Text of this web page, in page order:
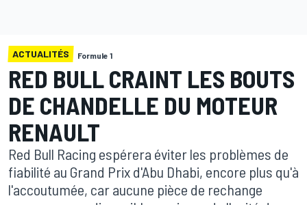
ACTUALITÉS Formule 1
RED BULL CRAINT LES BOUTS
DE CHANDELLE DU MOTEUR
RENAULT
Red Bull Racing espérera éviter les problèmes de
fiabilité au Grand Prix d'Abu Dhabi, encore plus qu'à
l'accoutumée, car aucune pièce de rechange